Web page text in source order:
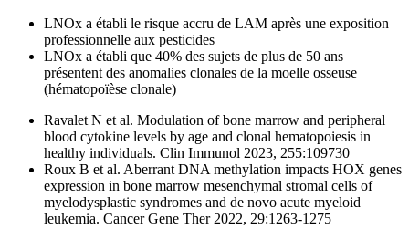
LNOx a établi le risque accru de LAM après une exposition
professionnelle aux pesticides
LNOx a établi que 40% des sujets de plus de 50 ans
présentent des anomalies clonales de la moelle osseuse
(hématopoïèse clonale)
Ravalet N et al. Modulation of bone marrow and peripheral
blood cytokine levels by age and clonal hematopoiesis in
healthy individuals. Clin Immunol 2023, 255:109730
Roux B et al. Aberrant DNA methylation impacts HOX genes
expression in bone marrow mesenchymal stromal cells of
myelodysplastic syndromes and de novo acute myeloid
leukemia. Cancer Gene Ther 2022, 29:1263-1275